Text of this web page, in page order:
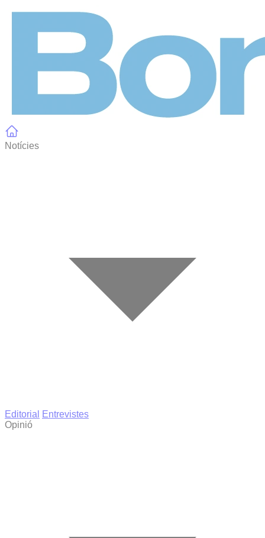
Notícies
Editorial
Entrevistes
Opinió